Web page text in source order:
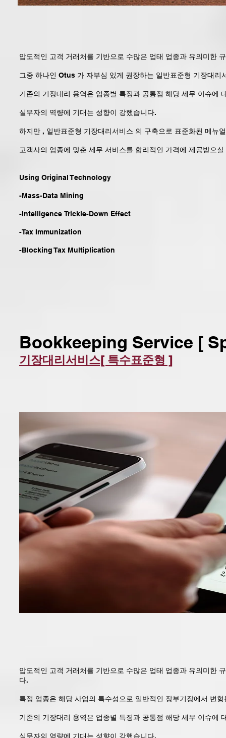
압도적인 고객 거래처를 기반으로 수많은 업태 업종과 유의미한
그중 하나인 Otus 가 자부심 있게 권장하는 일반표준형 기장대리
기존의 기장대리 용역은 업종별 특징과 공통점 해당 세무 이슈에
실무자의 역량에 기대는 성향이 강했습니다.
하지만 , 일반표준형 기장대리서비스 의 구축으로 표준화된 메뉴
고객사의 업종에 맞춘 세무 서비스를 합리적인 가격에 제공받으
Using Original Technology
-Mass-Data Mining
-Intelligence Trickle-Down Effect
-Tax Immunization
-Blocking Tax Multiplication
Bookkeeping Service [
기장대리서비스[ 특수표준형 ]
압도적인 고객 거래처를 기반으로 수많은 업태 업종과 유의미한
다.
특정 업종은 해당 사업의 특수성으로 일반적인 장부기장에서 변
기존의 기장대리 용역은 업종별 특징과 공통점 해당 세무 이슈에
실무자의 역량에 기대는 성향이 강했습니다.